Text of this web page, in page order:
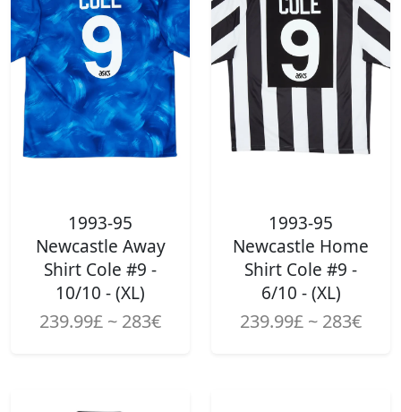
1993-95
Newcastle Away
Shirt Cole #9 -
10/10 - (XL)
239.99£ ~ 283€
1993-95
Newcastle Home
Shirt Cole #9 -
6/10 - (XL)
239.99£ ~ 283€